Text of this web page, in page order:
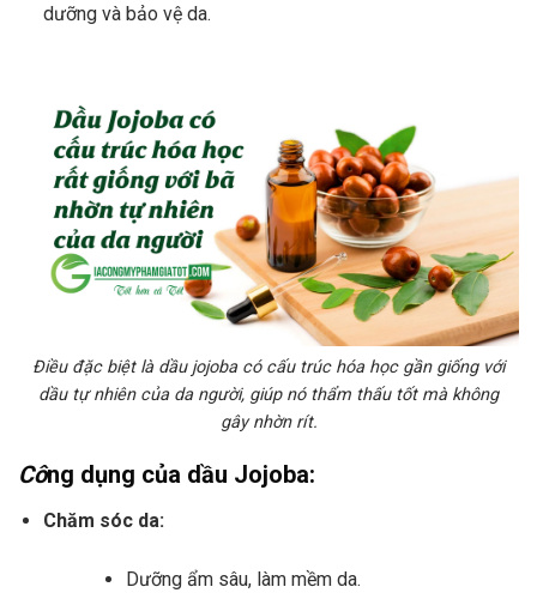
dưỡng và bảo vệ da.
Điều đặc biệt là dầu jojoba có cấu trúc hóa học gần giống với
dầu tự nhiên của da người, giúp nó thẩm thấu tốt mà không
gây nhờn rít.
Công dụng của dầu Jojoba:
Chăm sóc da:
Dưỡng ẩm sâu, làm mềm da.